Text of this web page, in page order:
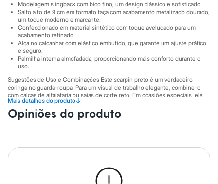
Calçados
Leggings
Shorts e Bermudas
Tops
Moda íntima
Calcinhas
Cintas e Modeladores
Meias
Pijamas
Sutiãs e Tops
Moda praia
Biquínis
Maiôs
Saídas de praia
Blusas e Camisetas
Calças
Modelagem slingback com bico fino, um design clássico e sofisticado.
Salto alto de 9 cm em formato taça com acabamento metalizado dourado,
um toque moderno e marcante.
Confeccionado em material sintético com toque aveludado para um
acabamento refinado.
Alça no calcanhar com elástico embutido, que garante um ajuste prático
e seguro.
Palmilha interna almofadada, proporcionando mais conforto durante o
uso.
Sugestões de Uso e Combinações Este scarpin preto é um verdadeiro
coringa no guarda-roupa. Para um visual de trabalho elegante, combine-o
com calças de alfaiataria ou saias de corte reto. Em ocasiões especiais, ele
complementa perfeitamente vestidos de festa ou saias midi. Quer um look
moderno para o dia a dia? Use-o com uma calça jeans de bom corte e um
blazer para um toque de sofisticação instantâneo.
Salto: 9 cm
Mais detalhes do produto↓
Opiniões do produto